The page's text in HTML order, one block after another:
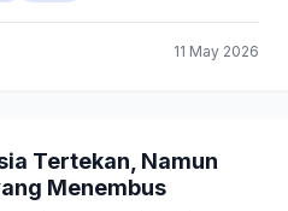
11 May 2026
Tertekan, Namun
Menembus